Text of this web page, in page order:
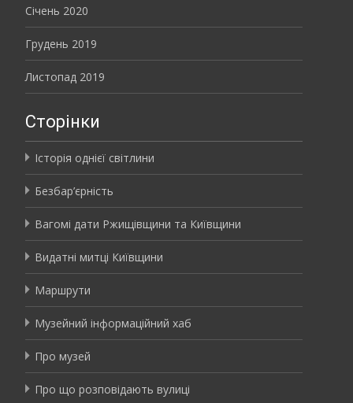
Січень 2020
Грудень 2019
Листопад 2019
Сторінки
Історія однієї світлини
Безбар’єрність
Вагомі дати Ржищівщини та Київщини
Видатні митці Київщини
Маршрути
Музейний інформаційний хаб
Про музей
Про що розповідають вулиці